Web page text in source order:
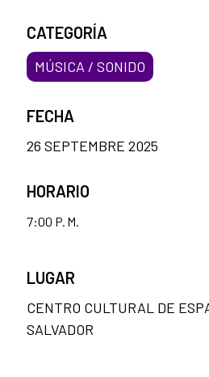
CATEGORÍA
MÚSICA / SONIDO
FECHA
26 SEPTEMBRE 2025
HORARIO
7:00 P. M.
LUGAR
CENTRO CULTURAL DE
SALVADOR